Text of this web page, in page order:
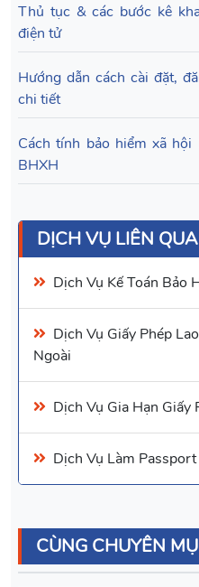
Thủ tục & các bước kê
điện tử
Hướng dẫn cách cài đặt,
chi tiết
Cách tính bảo hiểm xã
BHXH
DỊCH VỤ LIÊN
Dịch Vụ Kế Toán Bảo
Dịch Vụ Giấy Phép
Ngoài
Dịch Vụ Gia Hạn Giấy
Dịch Vụ Làm Passport
CÙNG CHUYÊN